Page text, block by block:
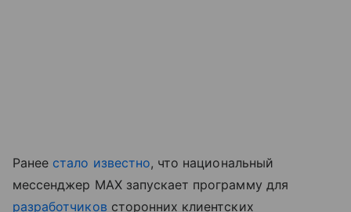
Ранее стало известно, что национальный
мессенджер MAX запускает программу для
разработчиков сторонних клиентских